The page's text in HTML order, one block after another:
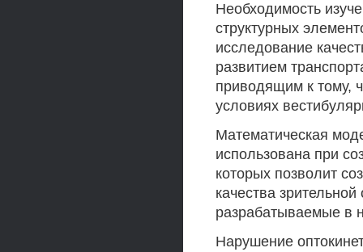
Необходимость
структурных
исследование
развитием
приводящим к тому,
условиях
Математическая
использована при
которых позволит
качества
разрабатываемые в
Нарушение